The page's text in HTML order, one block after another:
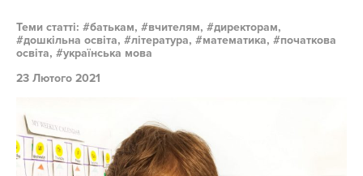
Теми статті: батькам, вчителям,
директорам,
дошкільна освіта,
література, математика,
початкова
освіта,
українська мова
23 Лютого 2021